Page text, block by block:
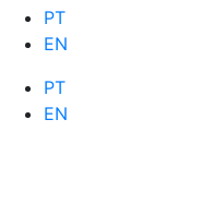
PT
EN
PT
EN